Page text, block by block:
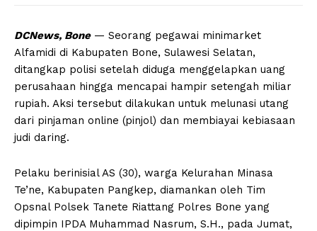
DCNews, Bone — Seorang pegawai minimarket
Alfamidi di Kabupaten Bone, Sulawesi Selatan,
ditangkap polisi setelah diduga menggelapkan uang
perusahaan hingga mencapai hampir setengah miliar
rupiah. Aksi tersebut dilakukan untuk melunasi utang
dari pinjaman online (pinjol) dan membiayai kebiasaan
judi daring.
Pelaku berinisial AS (30), warga Kelurahan Minasa
Te’ne, Kabupaten Pangkep, diamankan oleh Tim
Opsnal Polsek Tanete Riattang Polres Bone yang
dipimpin IPDA Muhammad Nasrum, S.H., pada Jumat,